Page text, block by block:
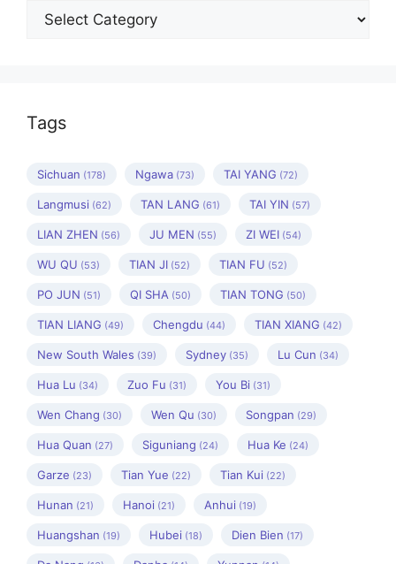
Categories
Tags
Sichuan (178) Ngawa (73) TAI YANG (72)
Langmusi (62) TAN LANG (61) TAI YIN (57)
LIAN ZHEN (56) JU MEN (55) ZI WEI (54)
WU QU (53) TIAN JI (52) TIAN FU (52)
PO JUN (51) QI SHA (50) TIAN TONG (50)
TIAN LIANG (49) Chengdu (44) TIAN XIANG (42)
New South Wales (39) Sydney (35) Lu Cun (34)
Hua Lu (34) Zuo Fu (31) You Bi (31)
Wen Chang (30) Wen Qu (30) Songpan (29)
Hua Quan (27) Siguniang (24) Hua Ke (24)
Garze (23) Tian Yue (22) Tian Kui (22)
Hunan (21) Hanoi (21) Anhui (19)
Huangshan (19) Hubei (18) Dien Bien (17)